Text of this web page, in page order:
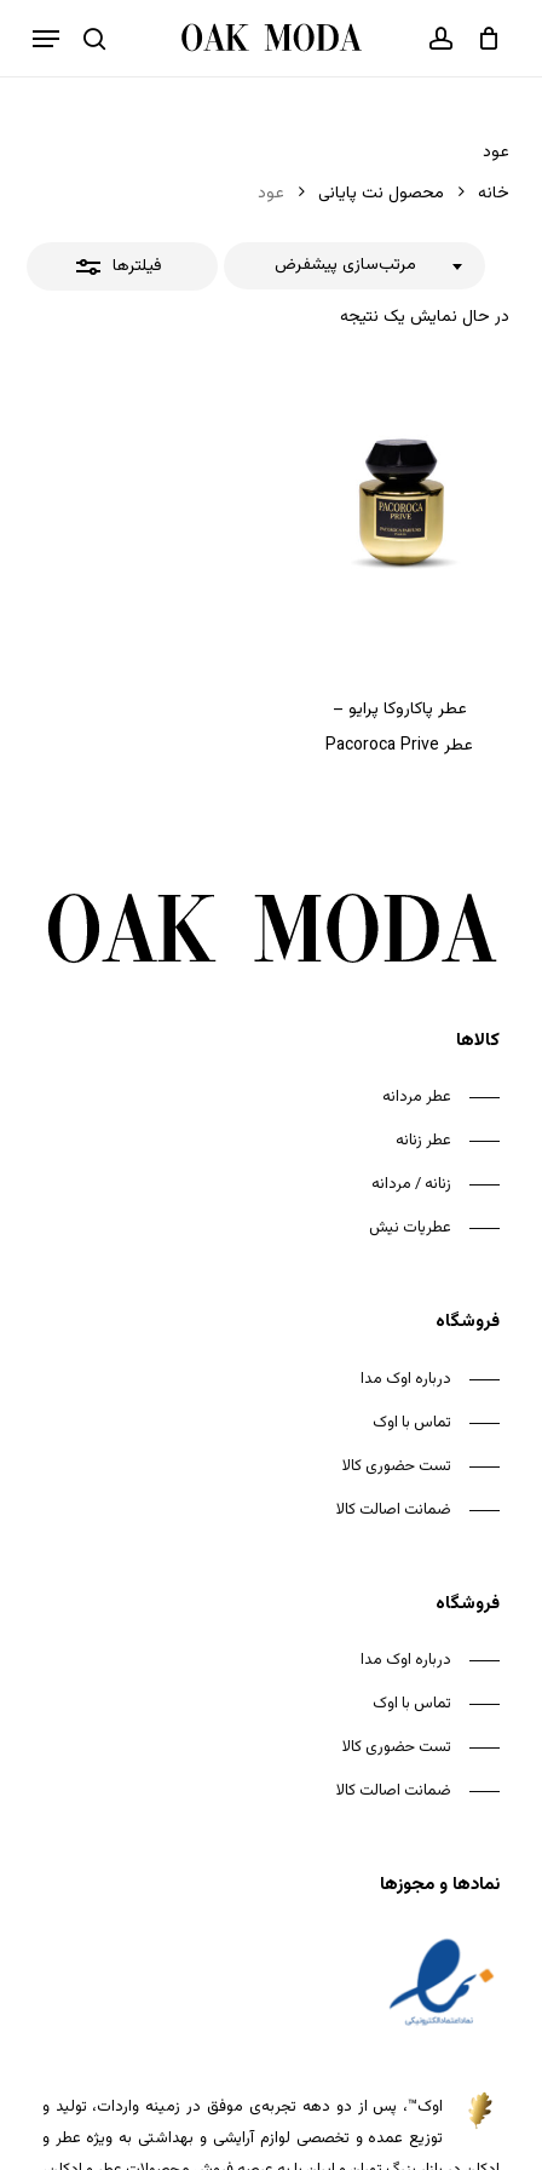
جستجو حساب کاربری
فهرست
سبد خرید بستن
عود
خانه
محصول نت پایانی عود
فیلترها
در حال نمایش یک نتیجه
مرتب‌سازی پیشفرض
بستن
عطر پاکاروکا پرایو –
عطر Pacoroca Prive
کالاها
عطر مردانه
عطر زنانه
زنانه / مردانه
عطریات نیش
فروشگاه
درباره اوک مدا
تماس با اوک
تست حضوری کالا
ضمانت اصالت کالا
فروشگاه
درباره اوک مدا
تماس با اوک
تست حضوری کالا
ضمانت اصالت کالا
نمادها و مجوزها
اوک™، پس از دو دهه تجربه‌ی موفق در زمینه واردات، تولید و
توزیع عمده و تخصصی لوازم آرایشی و بهداشتی به ویژه عطر و